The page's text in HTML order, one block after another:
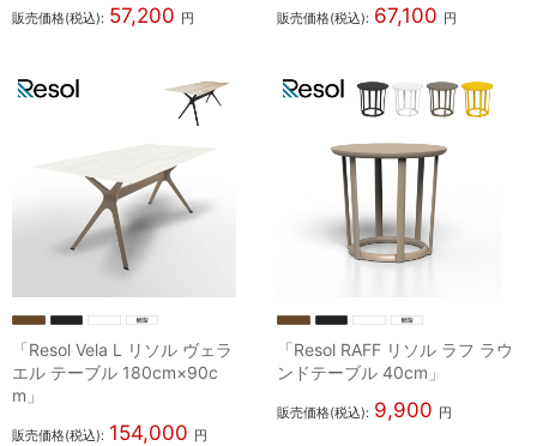
販売価格(税込): 57,200 円 販売価格(税込): 67,100 円
「Resol Vela L リソル ヴェラ
エル テーブル 180cm×90c
m」
販売価格(税込): 154,000 円
「Resol RAFF リソル ラフ ラウ
ンドテーブル 40cm」
販売価格(税込): 9,900 円